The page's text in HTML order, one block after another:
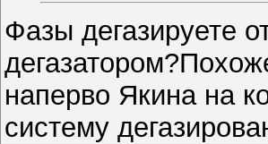
Фазы дегазируете
наперво Якина на
систему